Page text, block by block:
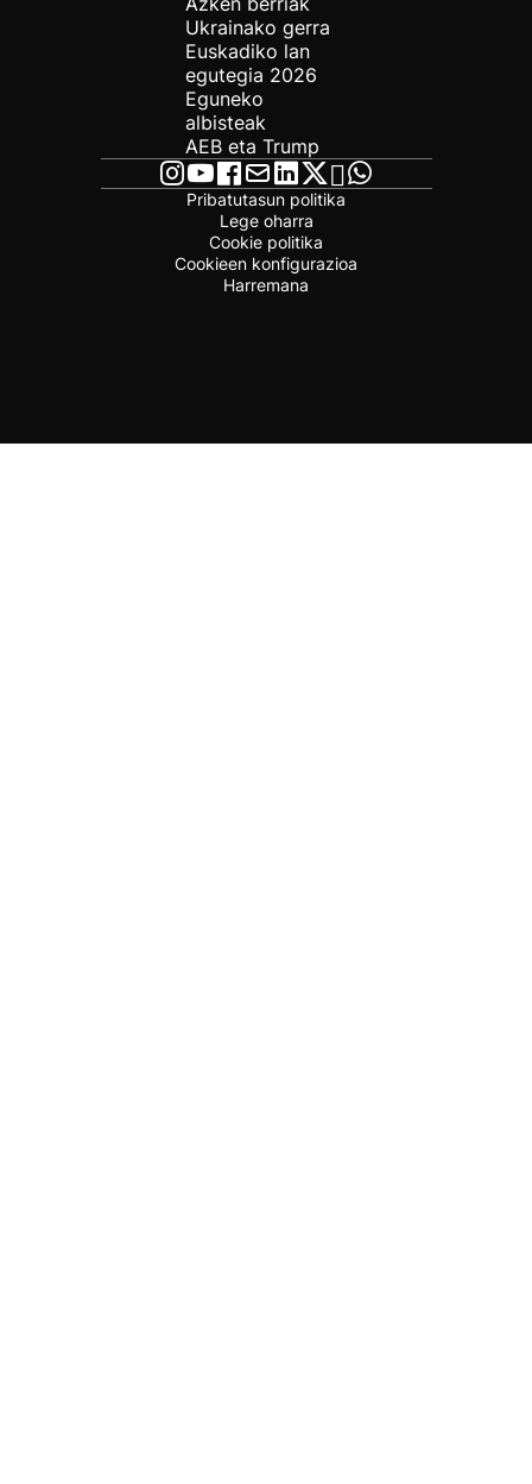
Ukrainako gerra
Euskadiko lan
egutegia 2026
Eguneko
albisteak
AEB eta Trump
Pribatutasun politika
Lege oharra
Cookie politika
Cookieen konfigurazioa
Harremana